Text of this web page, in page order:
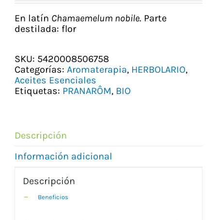
original
era:
23,76 €.
actual
es:
18,80 €.
En latín Chamaemelum nobile. Parte
destilada: flor
SKU: 5420008506758
Categorías: Aromaterapia, HERBOLARIO,
Aceites Esenciales
Etiquetas: PRANARÔM, BIO
Descripción
Información adicional
Descripción
Beneficios